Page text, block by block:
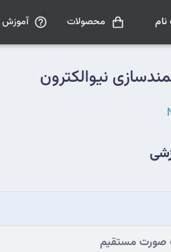
محصولات آموزش
نیوالکترون
صورت مستقیم